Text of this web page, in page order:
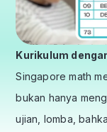
Kurikulum
Singapore math
bukan hanya
ujian, lomba,